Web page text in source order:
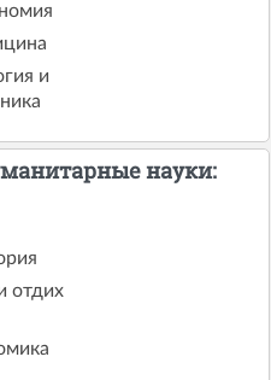
и
науки:
отдих